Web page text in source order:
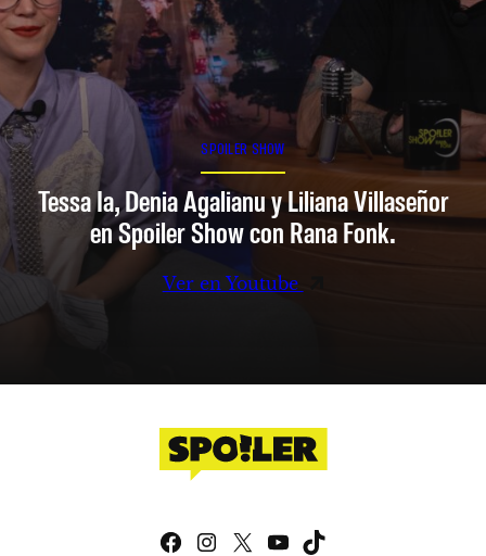
SPOILER SHOW
Tessa Ia, Denia Agalianu y Liliana Villaseñor
en Spoiler Show con Rana Fonk.
Ver en Youtube
Facebook
Instagram
X YouTube